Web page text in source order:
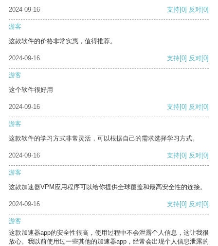
2024-09-16
支持[0] 反对[0]
游客
这款软件的价格非常实惠，值得推荐。
2024-09-16 支持[0] 反对[0]
游客
这个软件很好用
2024-09-16 支持[0] 反对[0]
游客
这款软件的学习方式非常灵活，可以根据自己的需求选择学习方式。
2024-09-16 支持[0] 反对[0]
游客
这款加速器VPM应用程序可以给你提供全球覆盖和最高安全性的连接。
2024-09-16 支持[0] 反对[0]
游客
这款加速器app的安全性很高，使用过程中不会泄露个人信息，这让我很
放心。我以前使用过一些其他的加速器app，经常会出现个人信息泄露的